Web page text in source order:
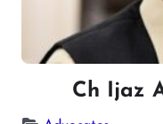
Ch Ijaz